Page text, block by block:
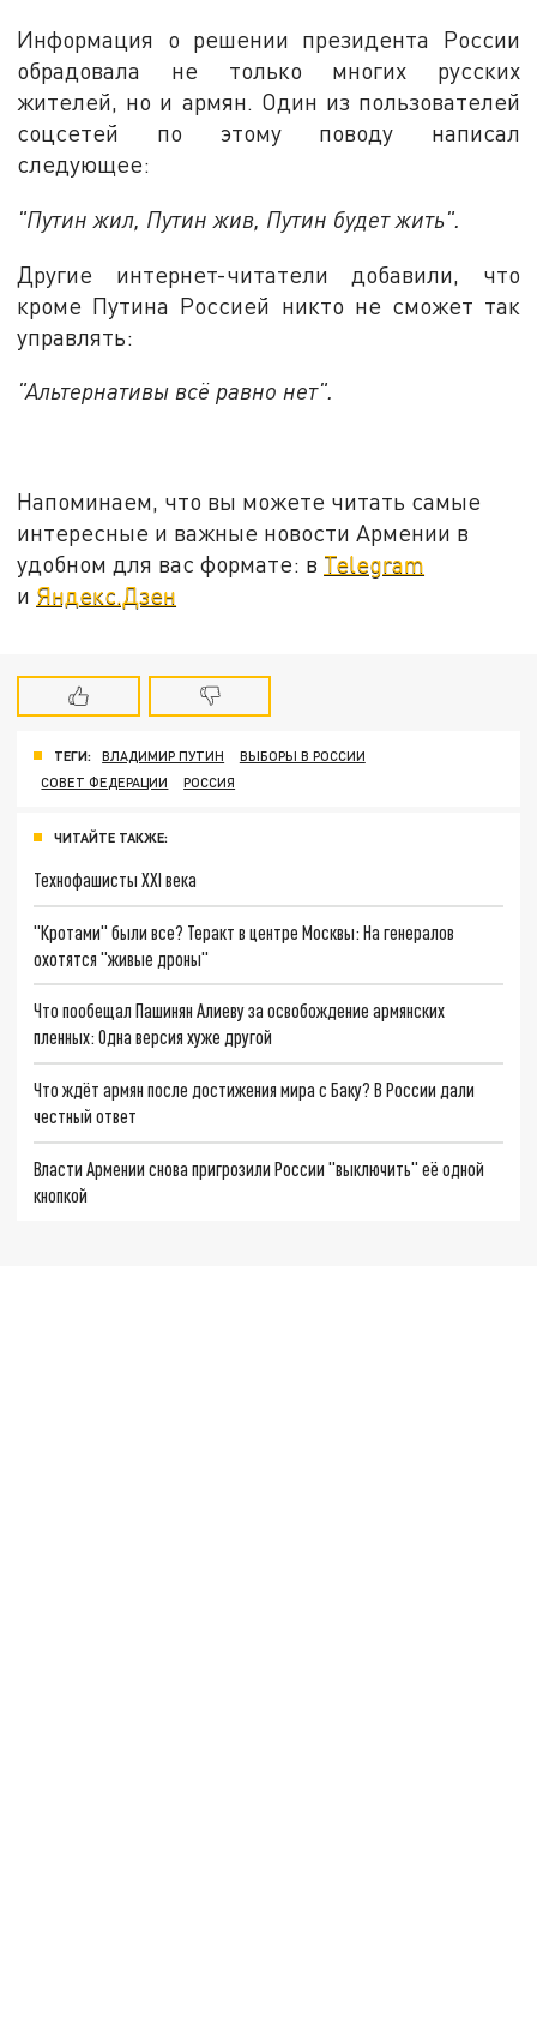
Информация о решении президента России
обрадовала не только многих русских
жителей, но и армян. Один из пользователей
соцсетей по этому поводу написал
следующее:
"Путин жил, Путин жив, Путин будет жить".
Другие интернет-читатели добавили, что
кроме Путина Россией никто не сможет так
управлять:
"Альтернативы всё равно нет".
Напоминаем, что вы можете читать самые
интересные и важные новости Армении в
удобном для вас формате: в Telegram
и Яндекс.Дзен
ТЕГИ: ВЛАДИМИР ПУТИН
ВЫБОРЫ В РОССИИ
СОВЕТ ФЕДЕРАЦИИ
РОССИЯ
ЧИТАЙТЕ ТАКЖЕ:
Технофашисты XXI века
"Кротами" были все? Теракт в центре Москвы: На генералов
охотятся "живые дроны"
Что пообещал Пашинян Алиеву за освобождение армянских
пленных: Одна версия хуже другой
Что ждёт армян после достижения мира с Баку? В России дали
честный ответ
Власти Армении снова пригрозили России "выключить" её одной
кнопкой